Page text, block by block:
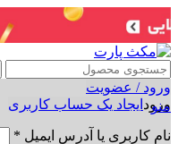
ورود / عضویت
ورود ایجاد یک حساب کاربری
نام کاربری یا آدرس ایمیل *
منو